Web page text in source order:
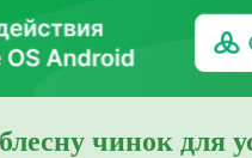
чинок для